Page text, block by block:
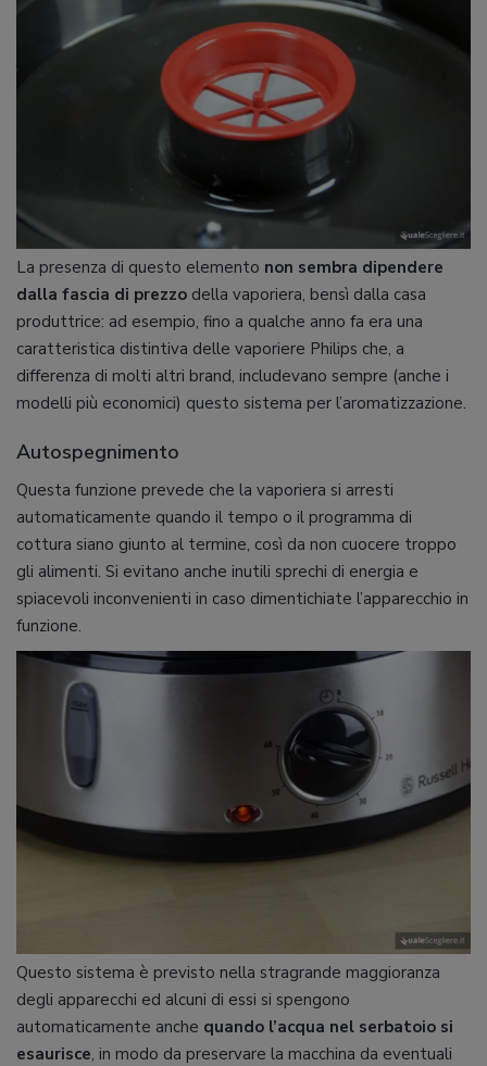
La presenza di questo elemento non sembra dipendere
dalla fascia di prezzo della vaporiera, bensì dalla casa
produttrice: ad esempio, fino a qualche anno fa era una
caratteristica distintiva delle vaporiere Philips che, a
differenza di molti altri brand, includevano sempre (anche i
modelli più economici) questo sistema per l’aromatizzazione.
Autospegnimento
Questa funzione prevede che la vaporiera si arresti
automaticamente quando il tempo o il programma di
cottura siano giunto al termine, così da non cuocere troppo
gli alimenti. Si evitano anche inutili sprechi di energia e
spiacevoli inconvenienti in caso dimentichiate l’apparecchio in
funzione.
Questo sistema è previsto nella stragrande maggioranza
degli apparecchi ed alcuni di essi si spengono
automaticamente anche quando l’acqua nel serbatoio si
esaurisce, in modo da preservare la macchina da eventuali